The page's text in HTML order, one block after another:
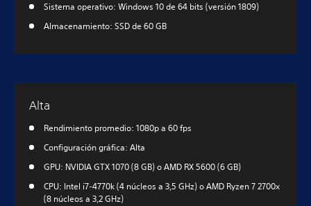
Sistema operativo: Windows 10 de 64 bits (versión 1809)
Almacenamiento: SSD de 60 GB
Alta
Rendimiento promedio: 1080p a 60 fps
Configuración gráfica: Alta
GPU: NVIDIA GTX 1070 (8 GB) o AMD RX 5600 (6 GB)
CPU: Intel i7-4770k (4 núcleos a 3,5 GHz) o AMD Ryzen 7 2700x
(8 núcleos a 3,2 GHz)